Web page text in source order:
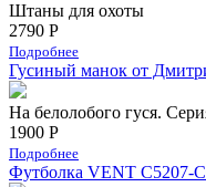
Штаны для охоты
2790 Р
Подробнее
Гусиный манок от
На белолобого гуся.
1900 Р
Подробнее
Футболка VENT C5207-